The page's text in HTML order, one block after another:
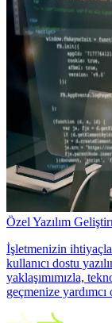
Özel Yazılım
İşletmenizin
kullanıcı dostu
yaklaşımımızla,
geçmenize